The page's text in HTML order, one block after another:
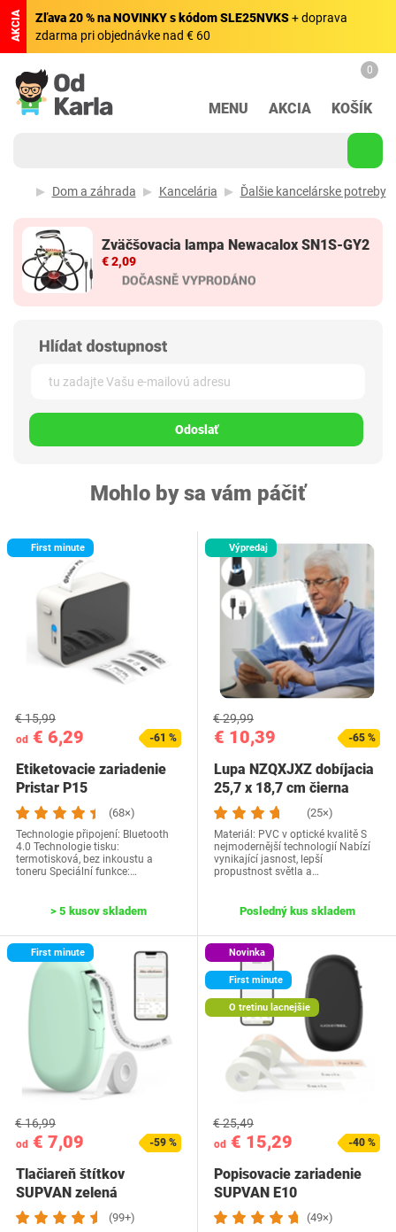
AKCIA Zľava 20 % na NOVINKY s kódom SLE25NVKS+ doprava
zdarma pri objednávke nad € 60
MENU AKCIA
0
KOŠÍK
Dom a záhrada Kancelária Ďalšie kancelárske potreby
Zväčšovacia lampa Newacalox SN1S-GY2
€ 2,09
Odoslať
Mohlo by sa vám páčiť
First minute
od € 6,29
€ 15,99
-61 %
Etiketovacie zariadenie
Pristar P15
(68×)
Technologie připojení: Bluetooth
4.0 Technologie tisku:
termotisková, bez inkoustu a
toneru Speciální funkce:…
> 5 kusov skladem
Výpredaj
€ 10,39
€ 29,99
-65 %
Lupa NZQXJXZ dobíjacia
25,7 x 18,7 cm čierna
(25×)
Materiál: PVC v optické kvalitě S
nejmodernější technologií Nabízí
vynikající jasnost, lepší
propustnost světla a…
Posledný kus skladem
First minute
od € 7,09
€ 16,99
-59 %
Tlačiareň štítkov
SUPVAN zelená
(99+)
Novinka
First minute
O tretinu lacnejšie
od € 15,29
€ 25,49
-40 %
Popisovacie zariadenie
SUPVAN E10
(49×)